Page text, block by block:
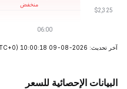
آخر تحديث: 2026-08-09 10:00:18 (UTC+0)
البيانات الإحصائية للسعر